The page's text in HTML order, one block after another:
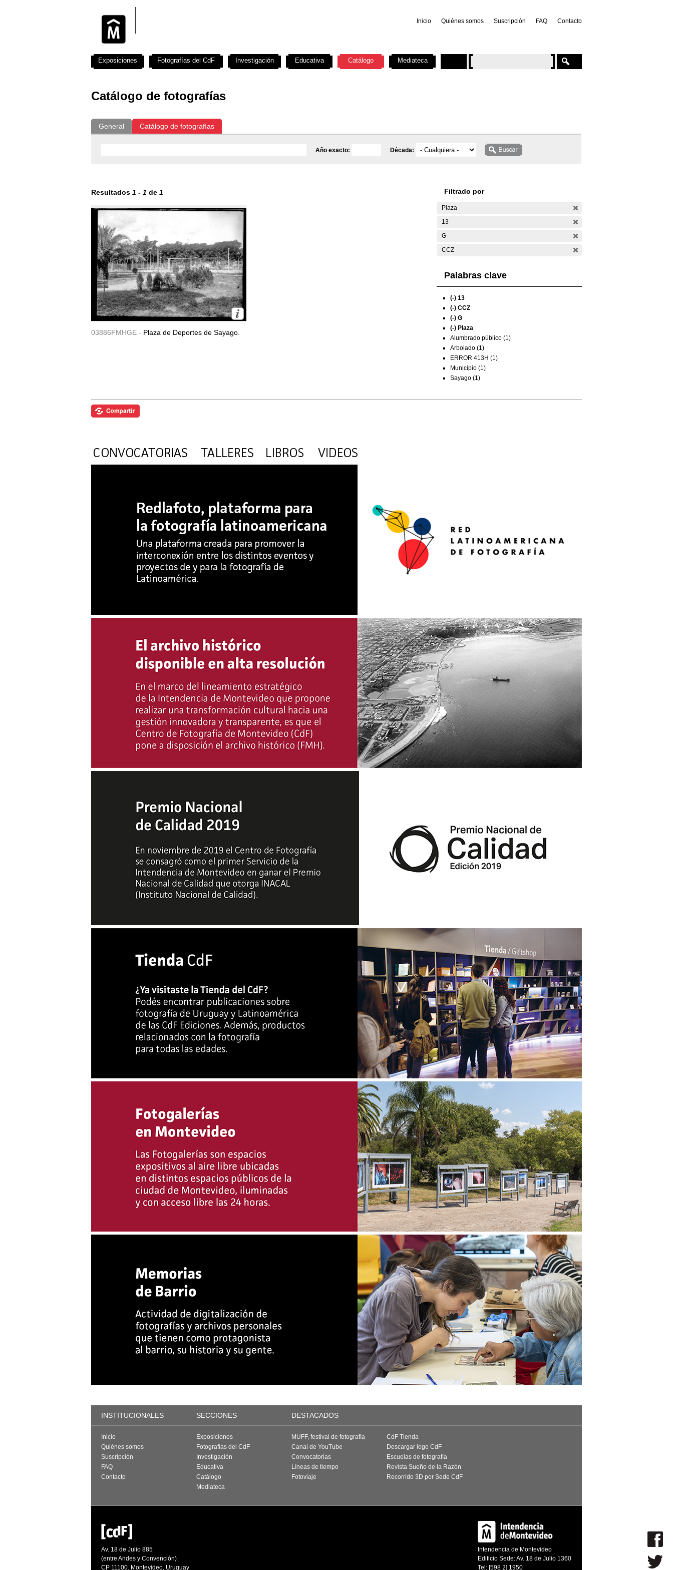
Inicio Quiénes somos Suscripción FAQ Contacto
Catálogo de fotografías
General Catálogo de fotografías
Año exacto: Década:
Resultados 1 - 1 de 1
03886FMHGE - Plaza de Deportes de Sayago.
Filtrado por
Plaza
13
G
CCZ
Palabras clave
(-) 13
(-) CCZ
(-) G
(-) Plaza
Alumbrado público (1)
Arbolado (1)
ERROR 413H (1)
Municipio (1)
Sayago (1)
Exposiciones Fotografías del CdF Investigación Educativa Catálogo Mediateca
INSTITUCIONALES SECCIONES DESTACADOS
Inicio
Quiénes somos
Suscripción
FAQ
Contacto
Exposiciones
Fotografías del CdF
Investigación
Educativa
Catálogo
Mediateca
MUFF, festival de fotografía
Canal de YouTube
Convocatorias
Líneas de tiempo
Fotoviaje
CdF Tienda
Descargar logo CdF
Escuelas de fotografía
Revista Sueño de la Razón
Recorrido 3D por Sede CdF
Av. 18 de Julio 885
(entre Andes y Convención)
CP 11100. Montevideo. Uruguay
Intendencia de Montevideo
Edificio Sede: Av. 18 de Julio 1360
Tel: [598 2] 1950